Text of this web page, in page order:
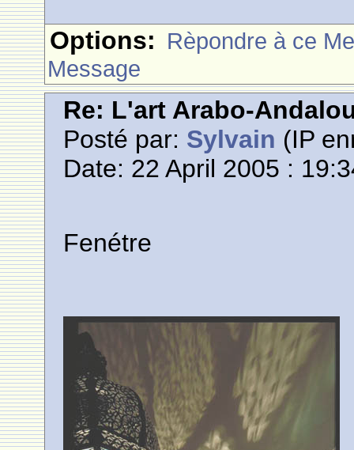
Options: Rèpondre à ce
Message
Re: L'art Arabo-
Posté par: Sylvain (IP
Date: 22 April 2005 :
Fenétre